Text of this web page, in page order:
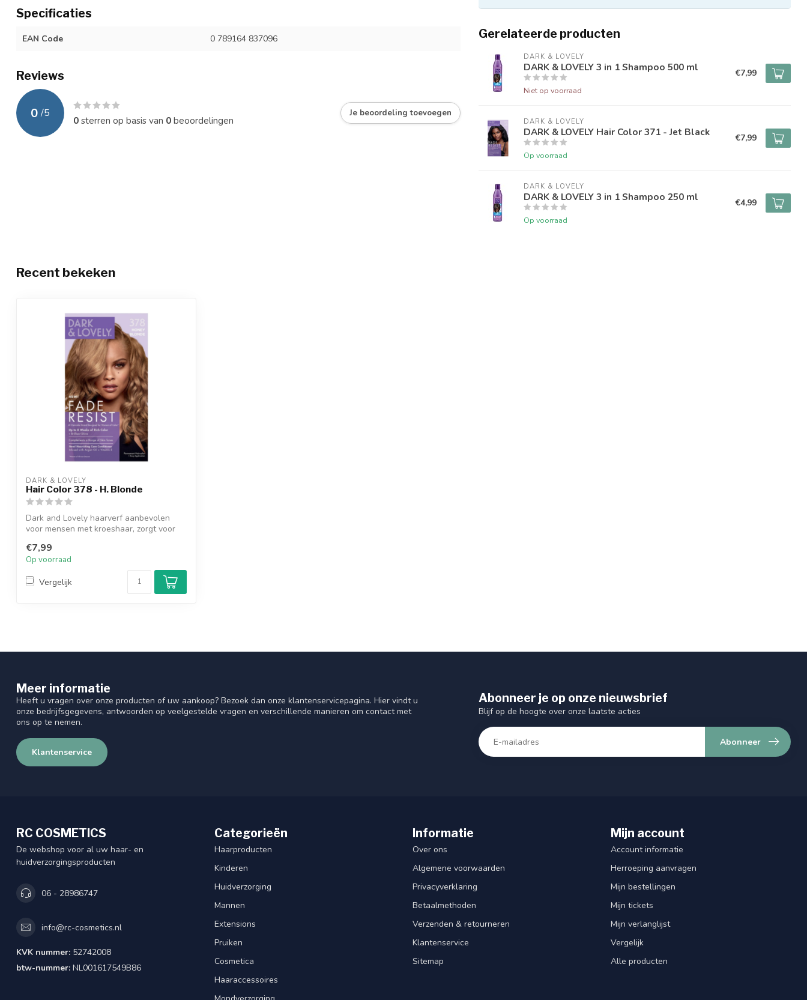
Specificaties
EAN Code 0 789164 837096
Reviews
0 /5
0sterren op basis van 0beoordelingen
Je beoordeling toevoegen
Gerelateerde producten
DARK & LOVELY
DARK & LOVELY 3 in 1 Shampoo 500 ml
Niet op voorraad
€7,99
DARK & LOVELY
DARK & LOVELY Hair Color 371 - Jet Black
Op voorraad
€7,99
DARK & LOVELY
DARK & LOVELY 3 in 1 Shampoo 250 ml
Op voorraad
€4,99
Recent bekeken
DARK & LOVELY
Hair Color 378 - H. Blonde
Dark and Lovely haarverf aanbevolen
voor mensen met kroeshaar, zorgt voor
€7,99
Op voorraad
Vergelijk
Meer informatie
Heeft u vragen over onze producten of uw aankoop? Bezoek dan onze klantenservicepagina. Hier vindt u
onze bedrijfsgegevens, antwoorden op veelgestelde vragen en verschillende manieren om contact met
ons op te nemen.
Klantenservice
Abonneer je op onze nieuwsbrief
Blijf op de hoogte over onze laatste acties
Abonneer
RC COSMETICS
De webshop voor al uw haar- en
huidverzorgingsproducten
06 - 28986747
info@rc-cosmetics.nl
KVK nummer: 52742008
btw-nummer: NL001617549B86
Categorieën
Haarproducten
Kinderen
Huidverzorging
Mannen
Extensions
Pruiken
Cosmetica
Haaraccessoires
Informatie
Over ons
Algemene voorwaarden
Privacyverklaring
Betaalmethoden
Verzenden & retourneren
Klantenservice
Sitemap
Mijn account
Account informatie
Herroeping aanvragen
Mijn bestellingen
Mijn tickets
Mijn verlanglijst
Vergelijk
Alle producten